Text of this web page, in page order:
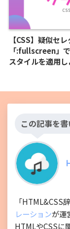
【CSS】疑似セレ
「:fullscreen」
スタイルを適用
この記事を
「HTML&CSS
レーションが運
HTMLやCSSに